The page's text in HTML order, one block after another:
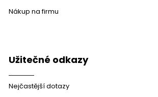
Nákup na firmu
Užitečné odkazy
Nejčastější dotazy